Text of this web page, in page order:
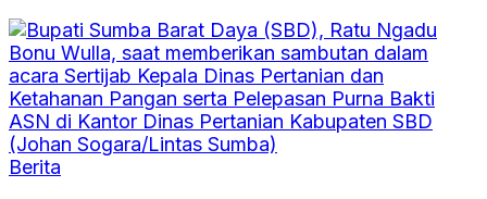
Berita